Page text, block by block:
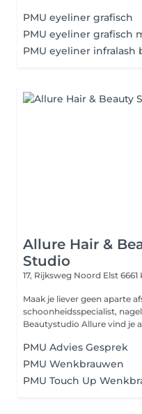
PMU eyeliner grafisch
PMU eyeliner grafisch
PMU eyeliner infralash
Allure Hair &
Studio
17, Rijksweg Noord Elst 6661
Maak je liever geen aparte
schoonheidsspecialist,
Beautystudio Allure vind je
PMU Advies Gesprek
PMU Wenkbrauwen
PMU Touch Up